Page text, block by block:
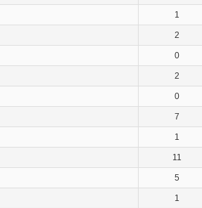
1
2
0
2
0
7
1
11
5
1